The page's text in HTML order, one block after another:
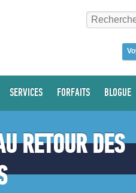
SERVICES FORFAITS BLOGUE
RETOUR DES